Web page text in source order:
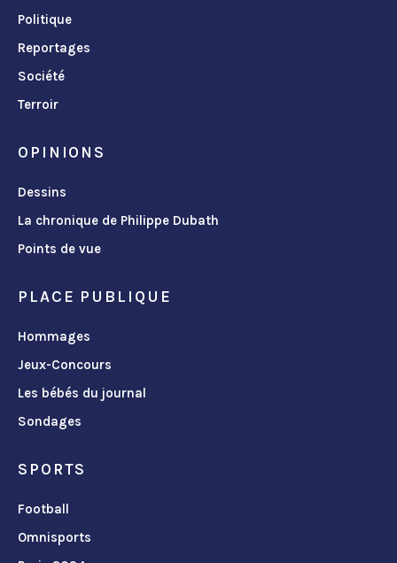
Politique
Reportages
Société
Terroir
OPINIONS
Dessins
La chronique de Philippe Dubath
Points de vue
PLACE PUBLIQUE
Hommages
Jeux-Concours
Les bébés du journal
Sondages
SPORTS
Football
Omnisports